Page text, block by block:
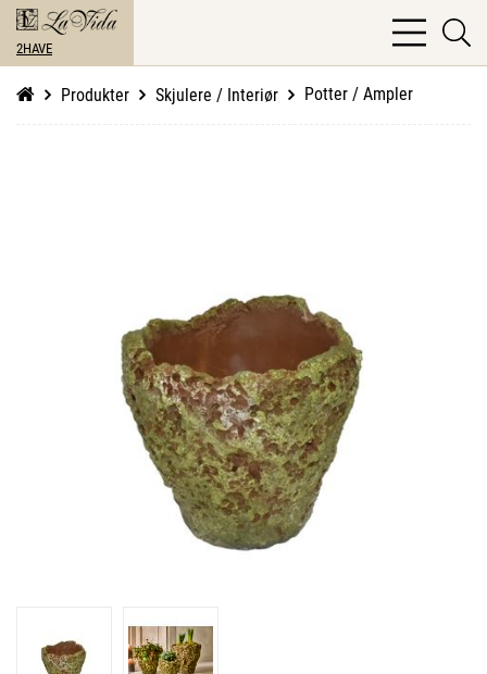
2HAVE
bars
light
Produkter Skjulere / Interiør Potter / Ampler